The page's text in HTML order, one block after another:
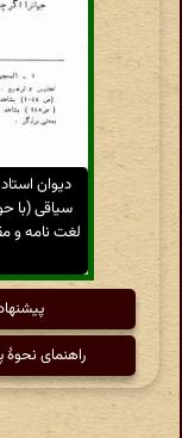
دیوان
سیاقی (با
لغت نامه و
راهنمای نحوهٔ